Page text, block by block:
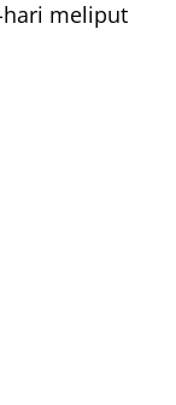
hari meliput